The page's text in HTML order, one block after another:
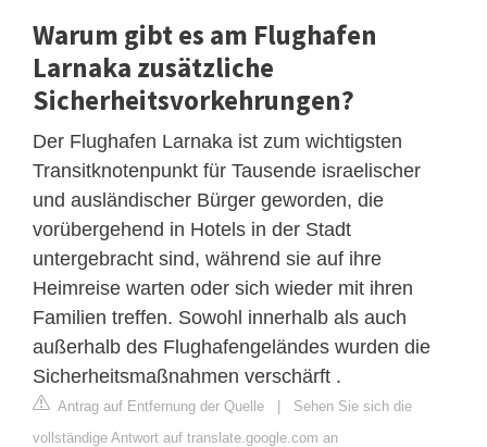
Warum gibt es am Flughafen
Larnaka zusätzliche
Sicherheitsvorkehrungen?
Der Flughafen Larnaka ist zum wichtigsten
Transitknotenpunkt für Tausende israelischer
und ausländischer Bürger geworden, die
vorübergehend in Hotels in der Stadt
untergebracht sind, während sie auf ihre
Heimreise warten oder sich wieder mit ihren
Familien treffen. Sowohl innerhalb als auch
außerhalb des Flughafengeländes wurden die
Sicherheitsmaßnahmen verschärft .
Antrag auf Entfernung der Quelle | Sehen Sie sich die
vollständige Antwort auf translate.google.com an